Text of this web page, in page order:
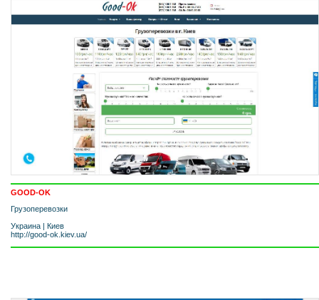
GOOD-OK
Грузоперевозки
Украина | Киев
http://good-ok.kiev.ua/